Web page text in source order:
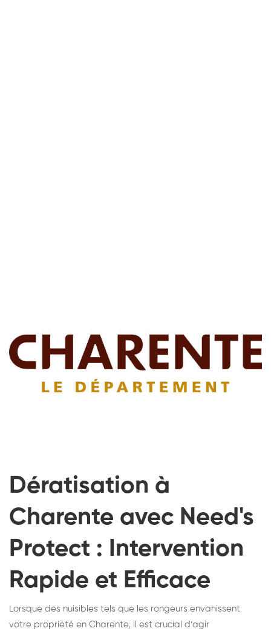
Dératisation à
Charente avec Need's
Protect : Intervention
Rapide et Efficace
Lorsque des nuisibles tels que les rongeurs envahissent
votre propriété en Charente, il est crucial d’agir